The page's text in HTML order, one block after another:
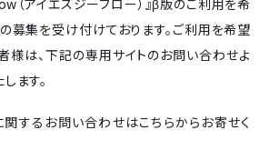
（アイエスジーフロー）』β版のご利用を希
募集を受け付けております。ご利用を希望
様は、下記の専用サイトのお問い合わせよ
ます。
関するお問い合わせはこちらからお寄せく